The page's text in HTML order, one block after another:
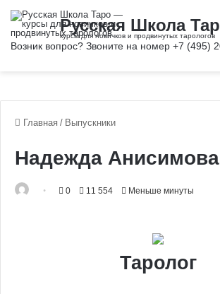
Главная / Выпускники
Надежда Анисимова
0 11 554 Меньше минуты
Таролог